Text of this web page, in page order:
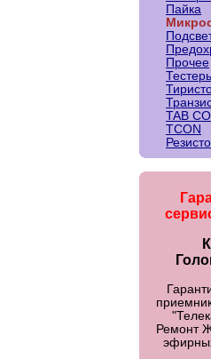
Пайка
Прочее
TAB
TCON
Ремонт